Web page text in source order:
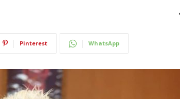
Pinterest WhatsApp